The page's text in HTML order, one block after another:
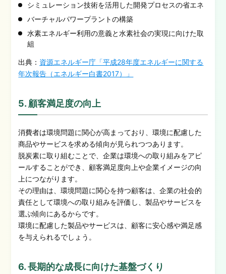
シミュレーション技術を活用した開発プロセスの省エネ
バーチャルパワープラントの構築
水素エネルギー利用の意義と水素社会の実現に向けた取
組
出典： 資源エネルギー庁「平成28年度エネルギーに関する
年次報告（エネルギー白書2017）」
5. 顧客満足度の向上
消費者は環境問題に関心が高まっており、環境に配慮した
商品やサービスを求める傾向が見られつつあります。
脱炭素に取り組むことで、企業は環境への取り組みをアピ
ールすることができ、顧客満足度向上や企業イメージの向
上につながります。
その理由は、環境問題に関心を持つ顧客は、企業の社会的
責任として環境への取り組みを評価し、製品やサービスを
選ぶ傾向にあるからです。
環境に配慮した製品やサービスは、顧客に安心感や満足感
を与えられるでしょう。
6. 長期的な成長に向けた基盤づくり